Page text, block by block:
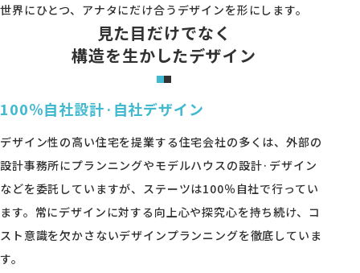
来場予約
世界にひとつ、アナタにだけ合うデザインを形にします。
見た目だけでなく
構造を生かしたデザイン
100％自社設計·自社デザイン
デザイン性の高い住宅を提業する住宅会社の多くは、外部の
設計事務所にプランニングやモデルハウスの設計·デザイン
などを委託していますが、ステーツは100％自社で行ってい
ます。常にデザインに対する向上心や探究心を持ち続け、コ
スト意識を欠かさないデザインプランニングを徹底していま
す。